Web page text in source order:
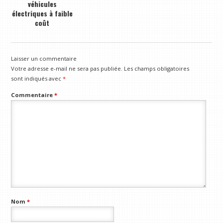
véhicules
électriques à faible
coût
Laisser un commentaire
Votre adresse e-mail ne sera pas publiée. Les champs obligatoires
sont indiqués avec*
Commentaire*
Nom*